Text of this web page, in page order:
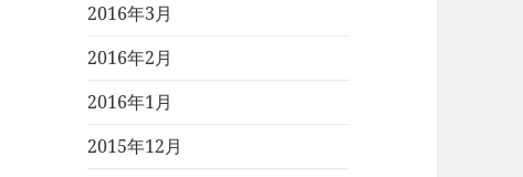
2016年3月
2016年2月
2016年1月
2015年12月